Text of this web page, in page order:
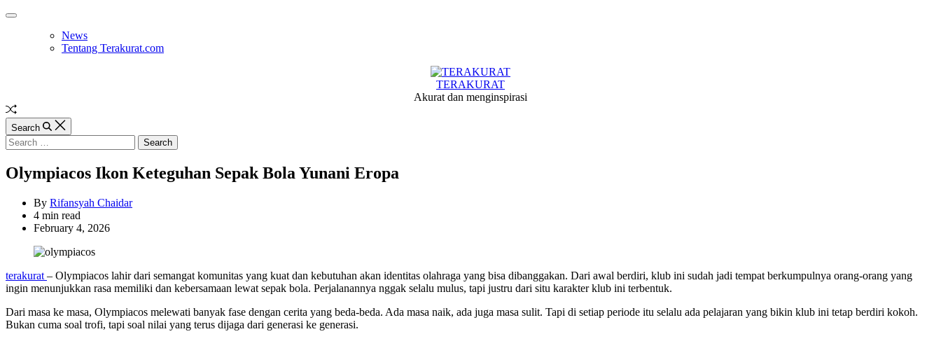
Skip
Off
News
Tentang Terakurat.com
TERAKURAT
Akurat dan menginspirasi
Random
Article
Search
Search
for:
Olympiacos Ikon Keteguhan Sepak Bola Yunani Eropa
By Rifansyah Chaidar
Estimated
read
4 min read
February 4, 2026
terakurat – Olympiacos lahir dari semangat komunitas yang kuat dan kebutuhan akan identitas olahraga yang bisa dibanggakan. Dari awal berdiri, klub ini sudah jadi tempat berkumpulnya orang-orang yang
ingin menunjukkan rasa memiliki dan kebersamaan lewat sepak bola. Perjalanannya nggak selalu mulus, tapi justru dari situ karakter klub ini terbentuk.
Dari masa ke masa, Olympiacos melewati banyak fase dengan cerita yang beda-beda. Ada masa naik, ada juga masa sulit. Tapi di setiap periode itu selalu ada pelajaran yang bikin klub ini tetap berdiri kokoh.
Bukan cuma soal trofi, tapi soal nilai yang terus dijaga dari generasi ke generasi.